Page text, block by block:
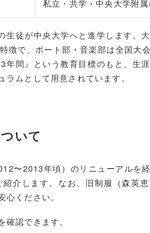
私立・共学・中央大学附属
徒が中央大学へと進学します。
徴で、ボート部・音楽部は全国大
間』という教育目標のもと、生
ムとして用意されています。
いて
〜2013年頃）のリニューアルを
介します。なお、旧制服（森英
ください。
認できます。